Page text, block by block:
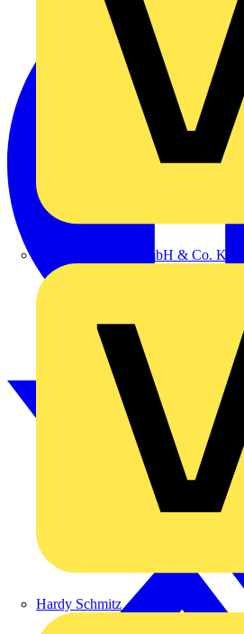
Emil Löffelhardt GmbH & Co. KG
Hardy Schmitz